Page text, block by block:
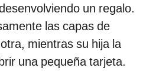
un regalo.
las capas de
mientras su hija la
una pequeña tarjeta.